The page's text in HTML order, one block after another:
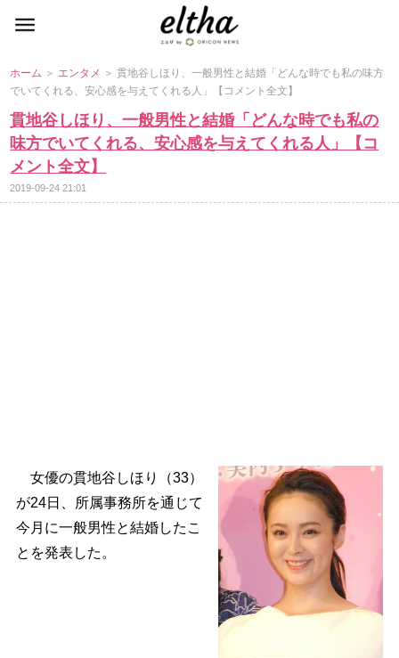
ホーム ＞ エンタメ ＞ 貫地谷しほり、一般男性と結婚「どんな時でも私の味方
でいてくれる、安心感を与えてくれる人」【コメント全文】
貫地谷しほり、一般男性と結婚「どんな時でも私の
味方でいてくれる、安心感を与えてくれる人」【コ
メント全文】
2019-09-24 21:01
女優の貫地谷しほり（33）
が24日、所属事務所を通じて
今月に一般男性と結婚したこ
とを発表した。